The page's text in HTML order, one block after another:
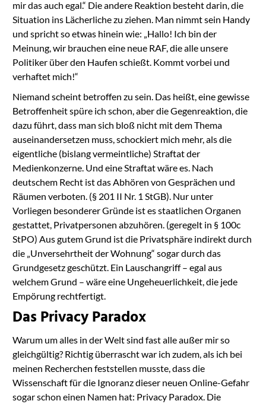
mir das auch egal.“ Die andere Reaktion besteht darin, die
Situation ins Lächerliche zu ziehen. Man nimmt sein Handy
und spricht so etwas hinein wie: „Hallo! Ich bin der
Meinung, wir brauchen eine neue RAF, die alle unsere
Politiker über den Haufen schießt. Kommt vorbei und
verhaftet mich!“
Niemand scheint betroffen zu sein. Das heißt, eine gewisse
Betroffenheit spüre ich schon, aber die Gegenreaktion, die
dazu führt, dass man sich bloß nicht mit dem Thema
auseinandersetzen muss, schockiert mich mehr, als die
eigentliche (bislang vermeintliche) Straftat der
Medienkonzerne. Und eine Straftat wäre es. Nach
deutschem Recht ist das Abhören von Gesprächen und
Räumen verboten. (§ 201 II Nr. 1 StGB). Nur unter
Vorliegen besonderer Gründe ist es staatlichen Organen
gestattet, Privatpersonen abzuhören. (geregelt in § 100c
StPO) Aus gutem Grund ist die Privatsphäre indirekt durch
die „Unversehrtheit der Wohnung“ sogar durch das
Grundgesetz geschützt. Ein Lauschangriff – egal aus
welchem Grund – wäre eine Ungeheuerlichkeit, die jede
Empörung rechtfertigt.
Das Privacy Paradox
Warum um alles in der Welt sind fast alle außer mir so
gleichgültig? Richtig überrascht war ich zudem, als ich bei
meinen Recherchen feststellen musste, dass die
Wissenschaft für die Ignoranz dieser neuen Online-Gefahr
sogar schon einen Namen hat: Privacy Paradox. Die